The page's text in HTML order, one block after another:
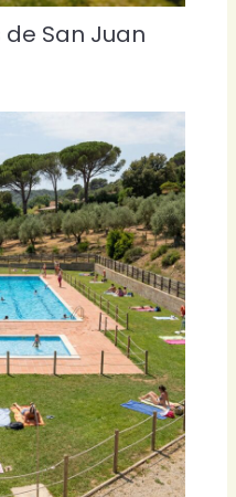
de San Juan